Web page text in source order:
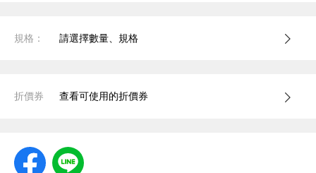
規格： 請選擇數量、規格
折價券 查看可使用的折價券